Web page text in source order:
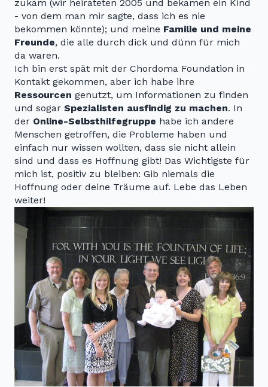
zukam (wir heirateten 2005 und bekamen ein Kind
- von dem man mir sagte, dass ich es nie
bekommen könnte); und meine Familie und meine
Freunde, die alle durch dick und dünn für mich
da waren.
Ich bin erst spät mit der Chordoma Foundation in
Kontakt gekommen, aber ich habe ihre
Ressourcen genutzt, um Informationen zu finden
und sogar Spezialisten ausfindig zu machen. In
der Online-Selbsthilfegruppe habe ich andere
Menschen getroffen, die Probleme haben und
einfach nur wissen wollten, dass sie nicht allein
sind und dass es Hoffnung gibt! Das Wichtigste für
mich ist, positiv zu bleiben: Gib niemals die
Hoffnung oder deine Träume auf. Lebe das Leben
weiter!